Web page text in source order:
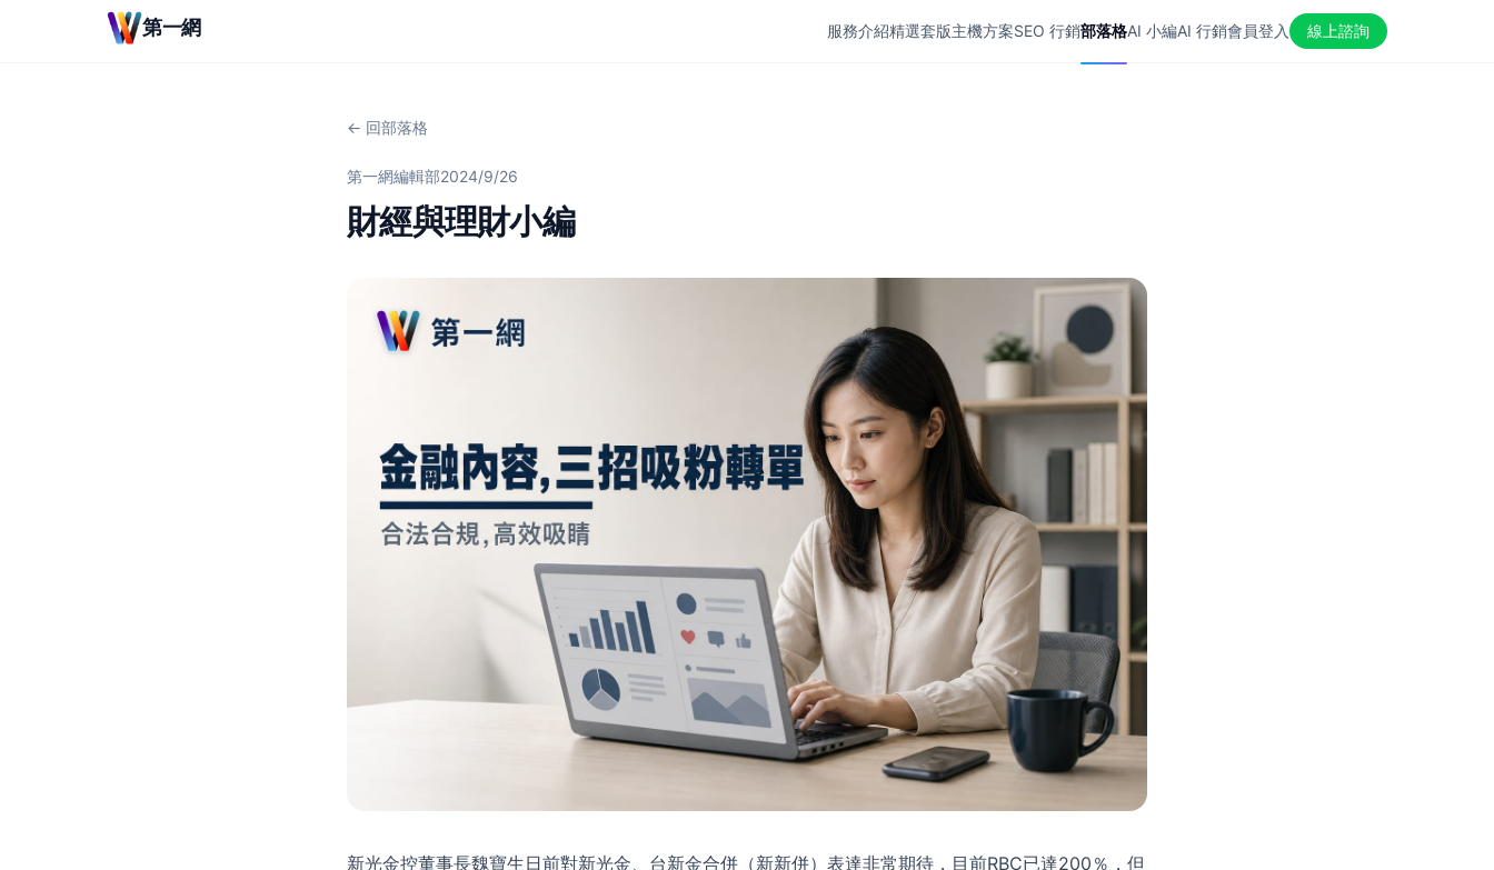
第一網 服務介紹精選套版主機方案SEO 行銷部落格AI 小編AI 行銷會員登入 線上諮詢
← 回部落格
第一網編輯部2024/9/26
財經與理財小編
新光金控董事長魏寶生日前對新光金、台新金合併（新新併）表達非常期待，目前RBC已達200％，但